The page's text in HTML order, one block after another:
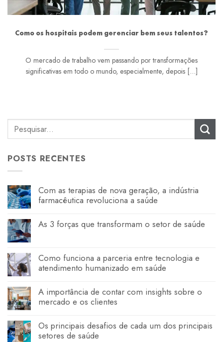
Como os hospitais podem gerenciar bem seus talentos?
O mercado de trabalho vem passando por transformações
significativas em todo o mundo, especialmente, depois [...]
POSTS RECENTES
Com as terapias de nova geração, a indústria
farmacêutica revoluciona a saúde
As 3 forças que transformam o setor de saúde
Como funciona a parceria entre tecnologia e
atendimento humanizado em saúde
A importância de contar com insights sobre o
mercado e os clientes
Os principais desafios de cada um dos principais
setores de saúde